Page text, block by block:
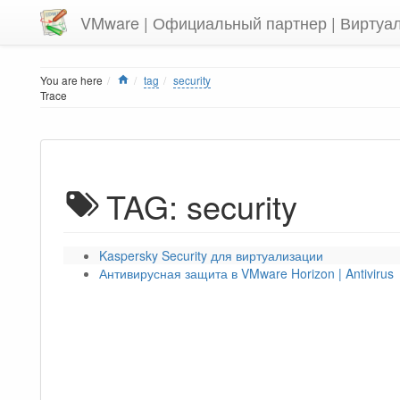
VMware | Официальный партнер |
You are here Home
tag
security
Trace
TAG: security
Kaspersky Security для виртуализации
Антивирусная защита в VMware Horizon | Antivirus